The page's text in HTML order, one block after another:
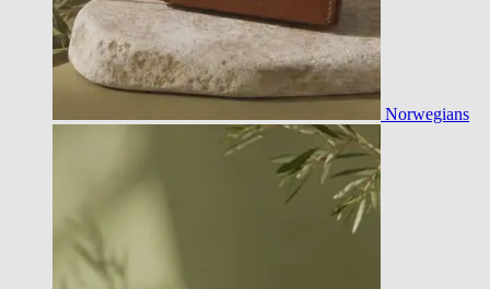
Norwegians